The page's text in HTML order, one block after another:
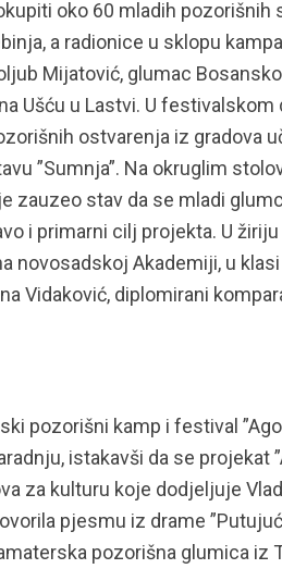
oko 60 mladih pozorišnih
a radionice u sklopu
Mijatović, glumac
Ušću u Lastvi. U
ostvarenja iz gradova
”Sumnja”. Na okruglim
zauzeo stav da se mladi
i primarni cilj projekta. U
novosadskoj Akademiji, u
Vidaković, diplomirani
pozorišni kamp i festival
istakavši da se projekat
za kulturu koje dodjeljuje
pjesmu iz drame
pozorišna glumica iz